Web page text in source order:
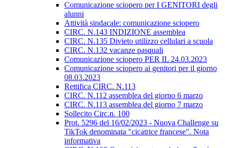
Comunicazione sciopero per I GENITORI degli
alunni
Attività sindacale: comunicazione sciopero
CIRC. N.143 INDIZIONE assemblea
CIRC. N.135 Divieto utilizzo cellulari a scuola
CIRC. N.132 vacanze pasquali
Comunicazione sciopero PER IL 24.03.2023
Comunicazione sciopero ai genitori per il giorno
08.03.2023
Rettifica CIRC. N.113
CIRC. N.112 assemblea del giorno 6 marzo
CIRC. N.113 assemblea del giorno 7 marzo
Sollecito Circ.n. 100
Prot. 5296 del 16/02/2023 - Nuova Challenge su
TikTok denominata "cicatrice francese". Nota
informativa